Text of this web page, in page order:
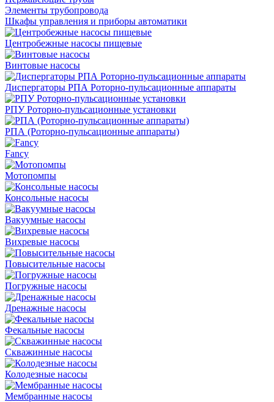
Элементы трубопровода
Шкафы управления и приборы автоматики
Центробежные насосы пищевые
Винтовые насосы
Диспергаторы РПА Роторно-пульсационные аппараты
РПУ Роторно-пульсационные установки
РПА (Роторно-пульсационные аппараты)
Fancy
Мотопомпы
Консольные насосы
Вакуумные насосы
Вихревые насосы
Повысительные насосы
Погружные насосы
Дренажные насосы
Фекальные насосы
Скважинные насосы
Колодезные насосы
Мембранные насосы